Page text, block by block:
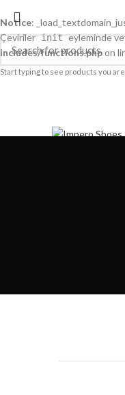
Notice:
Çeviriler init eyleminde
includes/functions.phpon
Start typing to see products you